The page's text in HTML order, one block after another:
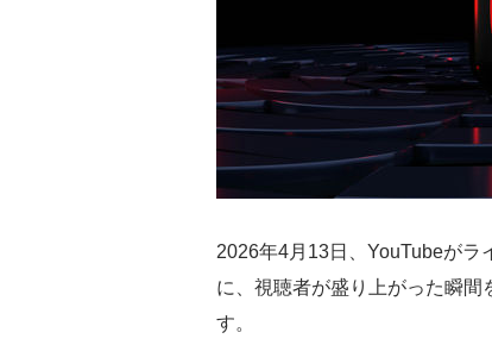
2026年4月13日、YouTubeがラ
に、視聴者が盛り上がった瞬間
す。